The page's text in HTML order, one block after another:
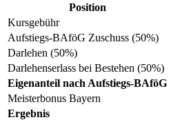
Position
Kursgebühr
Aufstiegs-BAföG Zuschuss (50%)
Darlehen (50%)
Darlehenserlass bei Bestehen (50%)
Eigenanteil nach Aufstiegs-BAföG
Meisterbonus Bayern
Ergebnis